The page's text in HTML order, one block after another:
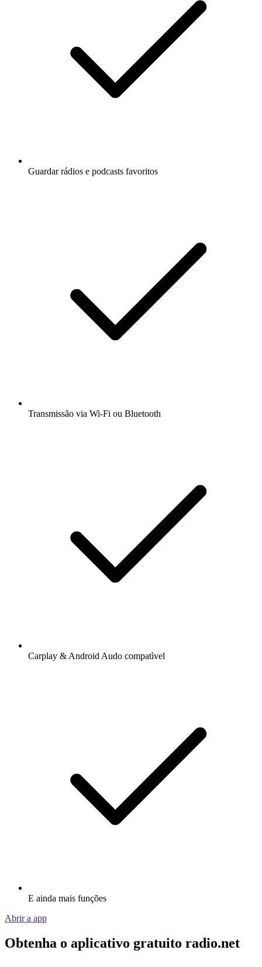
Guardar rádios e podcasts favoritos
Transmissão via Wi-Fi ou Bluetooth
Carplay & Android Audo compatìvel
E ainda mais funções
Abrir a app
Obtenha o aplicativo gratuito radio.net